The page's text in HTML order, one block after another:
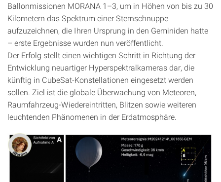
Ballonmissionen MORANA 1–3, um in Höhen von bis zu 30
Kilometern das Spektrum einer Sternschnuppe
aufzuzeichnen, die Ihren Ursprung in den Geminiden hatte
– erste Ergebnisse wurden nun veröffentlicht.
Der Erfolg stellt einen wichtigen Schritt in Richtung der
Entwicklung neuartiger Hyperspektralkameras dar, die
künftig in CubeSat-Konstellationen eingesetzt werden
sollen. Ziel ist die globale Überwachung von Meteoren,
Raumfahrzeug-Wiedereintritten, Blitzen sowie weiteren
leuchtenden Phänomenen in der Erdatmosphäre.